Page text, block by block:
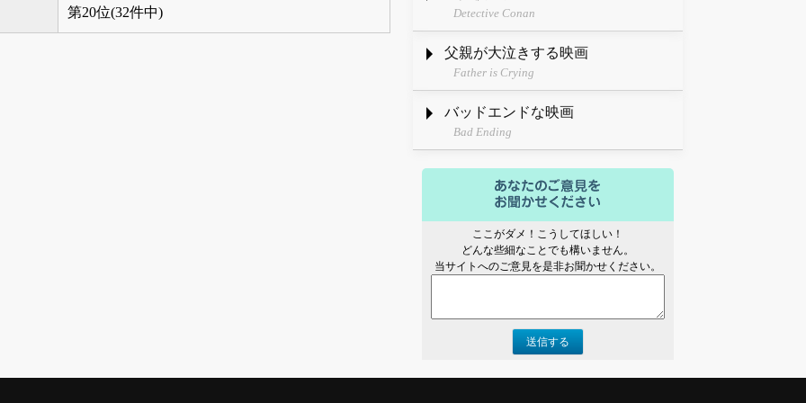
第20位(32件中) Detective Conan
父親が大泣きする映画
Father is Crying
バッドエンドな映画
Bad Ending
ここがダメ！こうしてほしい！
どんな些細なことでも構いません。
当サイトへのご意見を是非お聞かせください。
送信する